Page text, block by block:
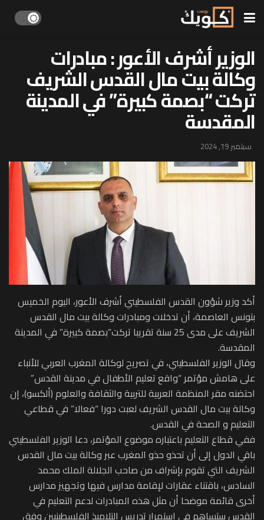
الوزير أشرف الأعور : مبادرات
وكالة بيت مال القدس الشريف
تركت “بصمة كبيرة” في المدينة
المقدسة
سبتمبر 19, 2024
أكد وزير شؤون القدس الفلسطيني أشرف الأعور، اليوم الخميس
بتونس العاصمة، أن تدخلات ومبادرات وكالة بيت مال القدس
الشريف على مدى 25 سنة تقريبا تركت”بصمة كبيرة” في المدينة
المقدسة.
وقال الوزير الفلسطيني، في تصريح لوكالة المغرب العربي للأنباء
على هامش مؤتمر “واقع تعليم الأطفال في مدينة القدس”
احتضنه مقر المنظمة العربية للتربية والثقافة والعلوم (ألكسو)، إن
وكالة بيت مال القدس الشريف لعبت دورا “فعالا” في قطاعي
التعليم و الصحة في القدس.
ففي قطاع التعليم باعتباره موضوع المؤتمر، دعا الوزير الفلسطيني
باقي الدول إلى أن تحذو حذو المغرب عبر وكالة بيت مال القدس
الشريف التي تقوم بإشراف من صاحب الجلالة الملك محمد
السادس، باقتناء عقارات لإقامة مدارس فيها وتجهيز مدارس
أخرى قائمة موضحا أن مثل هذه المبادرات لدعم التعليم في
القدس ستساهم في استمرار تدريس التلاميذ الفلسطينيين وفق